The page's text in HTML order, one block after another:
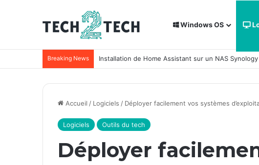
Windows OS
Breaking News Installation de Home Assistant sur un NAS Synology
Accueil / Logiciels / Déployer facilement vos systèmes
Logiciels Outils du tech
Déployer